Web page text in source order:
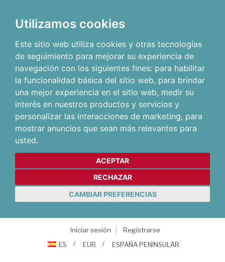
Utilizamos cookies
Este sitio web utiliza cookies y otras tecnologías
de seguimiento para mejorar su experiencia de
navegación con los siguientes fines: para habilitar
la funcionalidad básica del sitio web, para brindar
una mejor experiencia en el sitio web, medir su
interés en nuestros productos y servicios y
personalizar las interacciones de marketing, para
mostrar anuncios que sean más relevantes para
usted.
ACEPTAR
RECHAZAR
CAMBIAR PREFERENCIAS
Iniciar sesión
Registrarse
ES
EUR ESPAÑA PENINSULAR